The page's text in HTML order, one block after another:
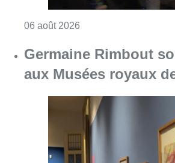
06 août 2026
Germaine Rimbout
aux Musées royaux